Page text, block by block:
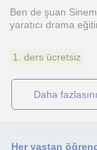
Ben de şuan
yaratıcı drama
1. ders ücretsiz
daha
Her yaştan